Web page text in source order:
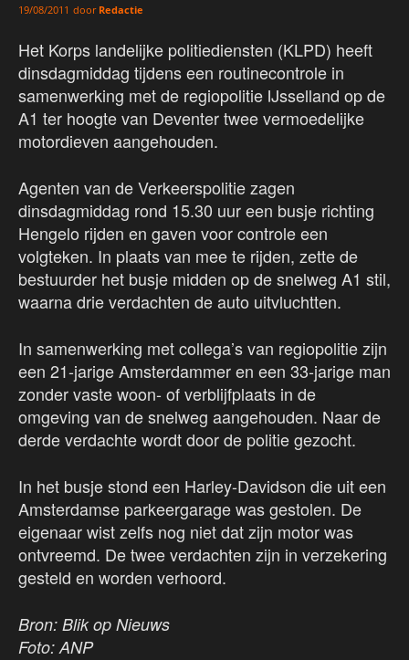
19/08/2011 door Redactie
Het Korps landelijke politiediensten (KLPD) heeft
dinsdagmiddag tijdens een routinecontrole in
samenwerking met de regiopolitie IJsselland op de
A1 ter hoogte van Deventer twee vermoedelijke
motordieven aangehouden.
Agenten van de Verkeerspolitie zagen
dinsdagmiddag rond 15.30 uur een busje richting
Hengelo rijden en gaven voor controle een
volgteken. In plaats van mee te rijden, zette de
bestuurder het busje midden op de snelweg A1 stil,
waarna drie verdachten de auto uitvluchtten.
In samenwerking met collega’s van regiopolitie zijn
een 21-jarige Amsterdammer en een 33-jarige man
zonder vaste woon- of verblijfplaats in de
omgeving van de snelweg aangehouden. Naar de
derde verdachte wordt door de politie gezocht.
In het busje stond een Harley-Davidson die uit een
Amsterdamse parkeergarage was gestolen. De
eigenaar wist zelfs nog niet dat zijn motor was
ontvreemd. De twee verdachten zijn in verzekering
gesteld en worden verhoord.
Bron: Blik op Nieuws
Foto: ANP